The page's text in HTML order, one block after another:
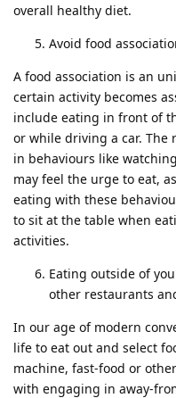
overall healthy diet.
Avoid food
A food association is an
certain activity becomes
include eating in front of
or while driving a car. The
in behaviours like
may feel the urge to eat,
eating with these
to sit at the table when
activities.
Eating outside of
other restaurants
In our age of modern
life to eat out and select
machine, fast-food or
with engaging in away-